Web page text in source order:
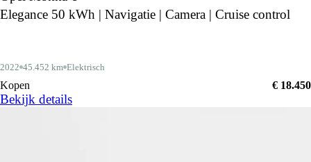
Elegance 50 kWh | Navigatie | Camera | Cruise control
2022 45.452 km Elektrisch
Kopen € 18.450
Bekijk details